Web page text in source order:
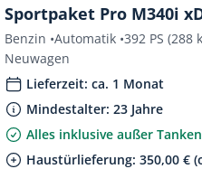
Sportpaket Pro M340i
(392 PS)
Benzin •Automatik •392 PS (288
Neuwagen
Lieferzeit: ca. 1 Monat
Mindestalter: 23 Jahre
Alles inklusive außer Tanken
Haustürlieferung: 350,00 €